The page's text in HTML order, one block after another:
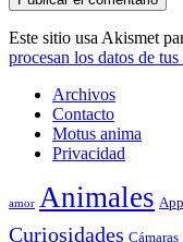
Este sitio usa Akismet
procesan los datos de
Archivos
Contacto
Motus anima
Privacidad
amor Animales
Curiosidades Cámaras